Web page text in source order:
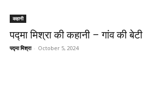
कहानी
पद्मा मिश्रा की कहानी – गांव की बेटी
पद्मा मिश्रा - October 5, 2024